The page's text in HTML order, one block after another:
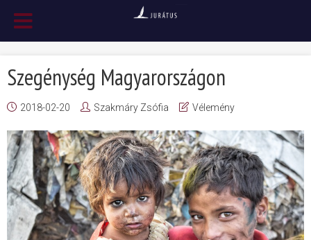
Szegénység Magyarországon
2018-02-20 Szakmáry Zsófia Vélemény